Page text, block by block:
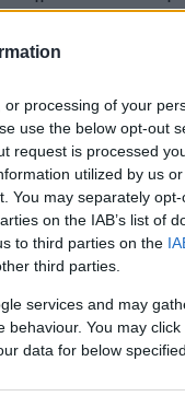
processing of your
use the below opt-out
request is processed
utilized by us
You may separately
on the IAB’s list of
to third parties on the
third parties.
services and may
behaviour. You may
data for below
Κόβιντ
εταιρειών,
Anheuser
μπύρας
δεν
της